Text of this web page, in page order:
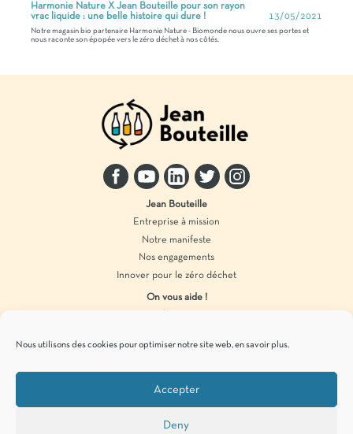
Nous utilisons des cookies pour optimiser notre site web, en savoir plus.
Accepter
Deny
Harmonie Nature X Jean Bouteille pour son rayon
vrac liquide : une belle histoire qui dure !
13/05/2021
Notre magasin bio partenaire Harmonie Nature - Biomonde nous ouvre ses portes et
nous raconte son épopée vers le zéro déchet à nos côtés.
Jean Bouteille
Entreprise à mission
Notre manifeste
Nos engagements
Innover pour le zéro déchet
On vous aide !
Produits en vrac
Pour vous tenir informés de
zéro déchet, c’est par ici !